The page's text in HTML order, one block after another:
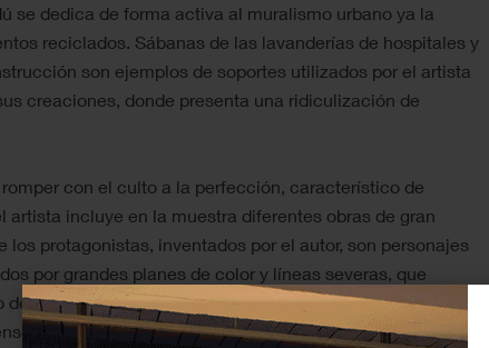
se dedica de forma activa al muralismo urbano ya la
reciclados. Sábanas de las lavanderías de hospitales y
son ejemplos de soportes utilizados por el artista
creaciones, donde presenta una ridiculización de
con el culto a la perfección, característico de
artista incluye en la muestra diferentes obras de gran
los protagonistas, inventados por el autor, son personajes
por grandes planes de color y líneas severas, que
de no ser sumisos u homologados en un entorno de